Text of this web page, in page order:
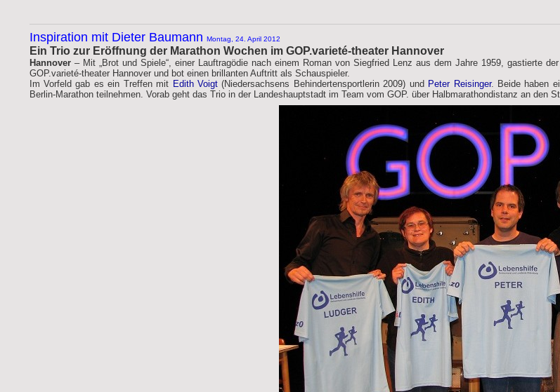
Inspiration mit Dieter Baumann Montag, 24. April 2012
Ein Trio zur Eröffnung der Marathon Wochen im GOP.varieté-theater Hannover
Hannover– Mit „Brot und Spiele“, einer Lauftragödie nach einem Roman von Siegfried Lenz aus dem Jahre 1959, gastierte
GOP.varieté-theater Hannover und bot einen brillanten Auftritt als Schauspieler.
Im Vorfeld gab es ein Treffen mit Edith Voigt(Niedersachsens Behindertensportlerin 2009) und Peter Reisinger. Beide haben
Berlin-Marathon teilnehmen. Vorab geht das Trio in der Landeshauptstadt im Team vom GOP. über Halbmarathondistanz an den